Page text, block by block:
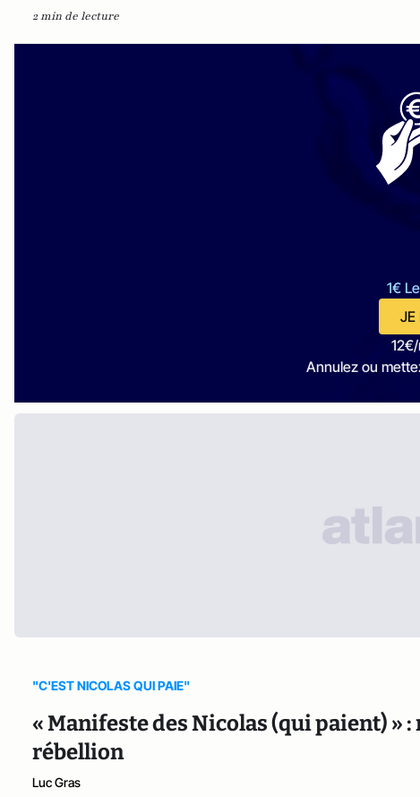
2 min de lecture
1€
JE
Annulez ou
"C'EST NICOLAS QUI PAIE"
« Manifeste des Nicolas (qui paient) »
rébellion
Luc Gras